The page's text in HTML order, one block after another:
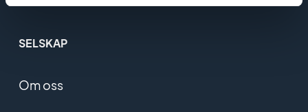
SELSKAP
Om oss